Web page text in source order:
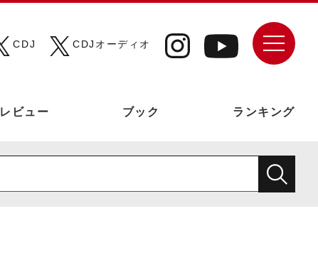
CDJ
CDJオーディオ
レビュー ブック ランキング